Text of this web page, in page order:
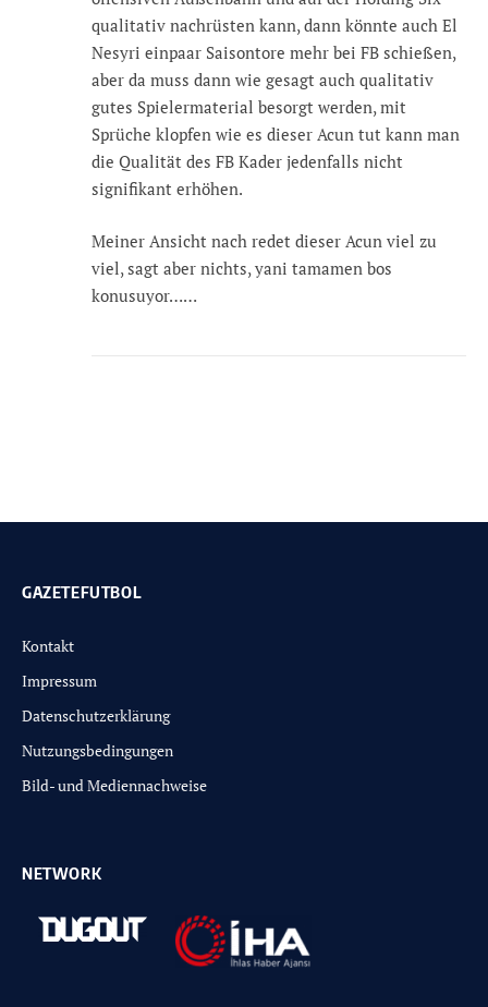
qualitativ nachrüsten kann, dann könnte auch El
Nesyri einpaar Saisontore mehr bei FB schießen,
aber da muss dann wie gesagt auch qualitativ
gutes Spielermaterial besorgt werden, mit
Sprüche klopfen wie es dieser Acun tut kann man
die Qualität des FB Kader jedenfalls nicht
signifikant erhöhen.
Meiner Ansicht nach redet dieser Acun viel zu
viel, sagt aber nichts, yani tamamen bos
konusuyor……
GAZETEFUTBOL
Kontakt
Impressum
Datenschutzerklärung
Nutzungsbedingungen
Bild- und Mediennachweise
NETWORK